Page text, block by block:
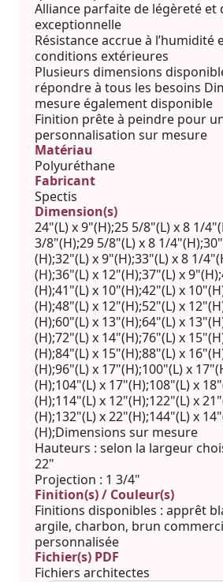
Alliance parfaite de légèreté et
exceptionnelle
Résistance accrue à l’humidité
conditions extérieures
Plusieurs dimensions
répondre à tous les besoins
mesure également disponible
Finition prête à peindre pour
personnalisation sur mesure
Matériau
Polyuréthane
Fabricant
Spectis
Dimension(s)
24"(L) x 9"(H);25 5/8"(L) x 8 1/
3/8"(H);29 5/8"(L) x 8 1/
(H);32"(L) x 9"(H);33"(L) x 8 1/
(H);36"(L) x 12"(H);37"(L) x
(H);41"(L) x 10"(H);42"(L) x
(H);48"(L) x 12"(H);52"(L) x
(H);60"(L) x 13"(H);64"(L) x
(H);72"(L) x 14"(H);76"(L) x
(H);84"(L) x 15"(H);88"(L) x
(H);96"(L) x 17"(H);100"(L) x
(H);104"(L) x 17"(H);108"(L) x
(H);114"(L) x 12"(H);122"(L) x
(H);132"(L) x 22"(H);144"(L) x
(H);Dimensions sur mesure
Hauteurs : selon la largeur
22"
Projection : 1 3/4"
Finition(s) / Couleur(s)
Finitions disponibles : apprêt
argile, charbon, brun
personnalisée
Fichier(s) PDF
Fichiers architectes